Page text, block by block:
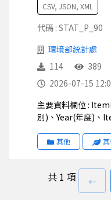
CSV, JSON, XML
代碼 : STAT_P_90
環境部統計處
114
389
2026-07-15
主要資料欄位 : ItemName(統計項名稱)、Category(類
別)、Year(年度)、
其他
共 1 項 ⇠上